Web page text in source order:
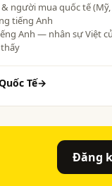
& người mua quốc tế
tiếng Anh
Anh — nhân sự Việt
Tế→
Đăng